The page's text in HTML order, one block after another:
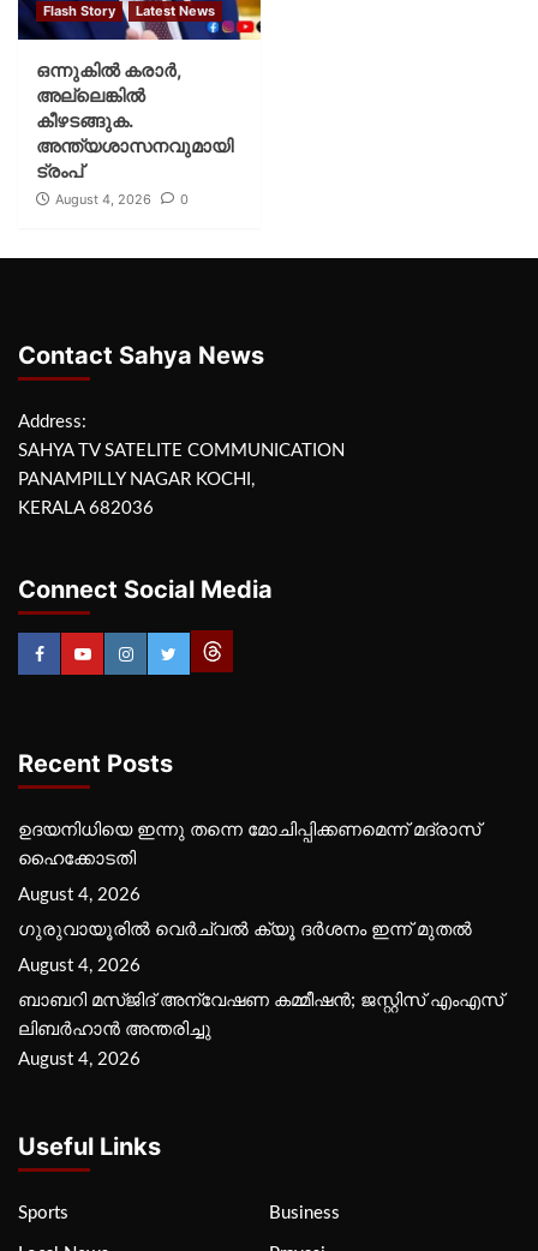
Flash Story Latest News
ഒന്നുകില്‍ കരാര്‍,
അല്ലെങ്കില്‍
കീഴടങ്ങുക.
അന്ത്യശാസനവുമായി
ട്രംപ്
August 4, 2026 0
Contact Sahya News
Address:
SAHYA TV SATELITE COMMUNICATION
PANAMPILLY NAGAR KOCHI,
KERALA 682036
Connect Social Media
Recent Posts
ഉദയനിധിയെ ഇന്നു തന്നെ മോചിപ്പിക്കണമെന്ന് മദ്രാസ്
ഹൈക്കോടതി
August 4, 2026
ഗുരുവായൂരില്‍ വെര്‍ച്വല്‍ ക്യൂ ദര്‍ശനം ഇന്ന് മുതല്‍
August 4, 2026
ബാബറി മസ്ജിദ് അന്വേഷണ കമ്മീഷന്‍; ജസ്റ്റിസ് എംഎസ്
ലിബര്‍ഹാന്‍ അന്തരിച്ചു
August 4, 2026
Useful Links
Sports Business